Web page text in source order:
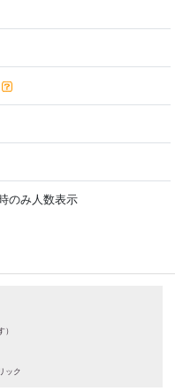
のみ人数表示
）
ック